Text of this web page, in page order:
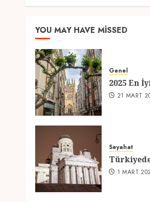
YOU MAY HAVE MISSED
Genel
2025 En
21 MART
Seyahat
1 MART